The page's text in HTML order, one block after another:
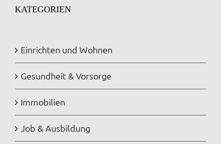
KATEGORIEN
Einrichten und Wohnen
Gesundheit & Vorsorge
Immobilien
Job & Ausbildung